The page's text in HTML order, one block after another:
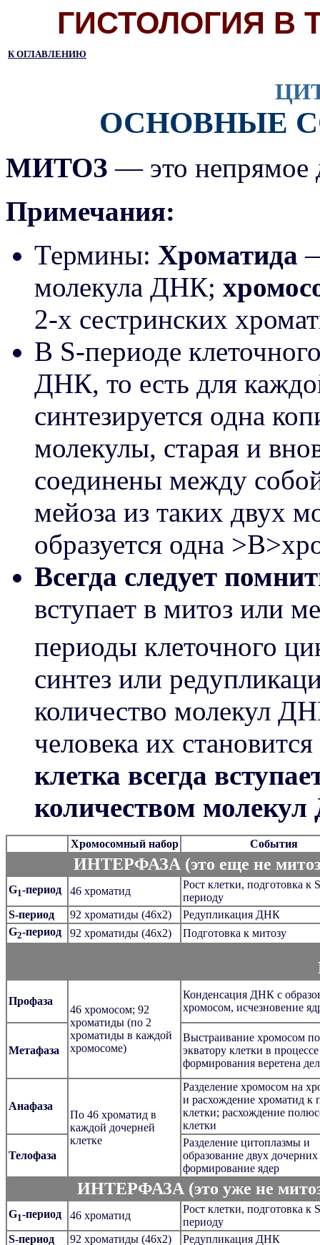
ГИСТОЛОГИЯ В
К ОГЛАВЛЕНИЮ
ОСНОВНЫЕ
МИТОЗ — это непрямое
Примечания:
Термины: Хроматида
молекула ДНК;
2-х сестринских
В S-периоде
ДНК, то есть для
синтезируется одна
молекулы, старая и
соединены между
мейоза из таких двух
образуется одна
Всегда следует
вступает в митоз или
периоды клеточного
синтез или
количество молекул
человека их
клетка всегда
количеством
Хромосомный набор События
ИНТЕРФАЗА (это еще не
G1-период 46 хроматид
Рост клетки, подготовка к
периоду
S-период
92 хроматиды (46х2)
Редупликация ДНК
G2-период 92 хроматиды (46х2) Подготовка к митозу
Профаза
46 хромосом; 92
хроматиды (по 2
хроматиды в каждой
хромосоме)
Конденсация ДНК с
хромосом, исчезновение
Метафаза
Выстраивание хромосом по
экватору клетки в процессе
формирования веретена
Анафаза
По 46 хроматид в
каждой дочерней
клетке
Разделение хромосом на
и расхождение хроматид к
клетки; расхождение
клетки
Телофаза
Разделение цитоплазмы и
образование двух дочерних
формирование ядер
ИНТЕРФАЗА (это уже не
G1-период 46 хроматид
Рост клетки, подготовка к
периоду
S-период
92 хроматиды (46х2)
Редупликация ДНК